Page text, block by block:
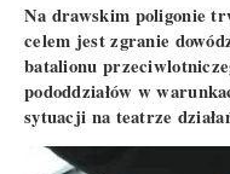
Na drawskim poligonie
celem jest zgranie
batalionu
pododdziałów w
sytuacji na teatrze